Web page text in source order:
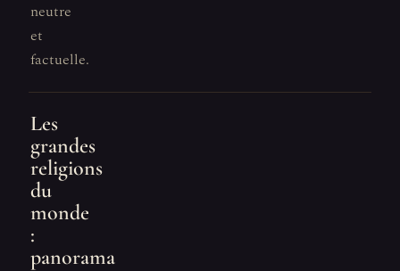
neutre
et
factuelle.
Les
grandes
religions
du
monde
:
panorama